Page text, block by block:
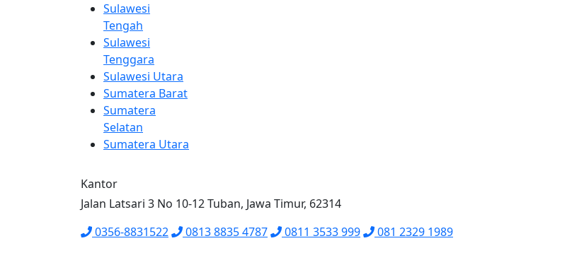
Sulawesi
Tengah
Sulawesi
Tenggara
Sulawesi Utara
Sumatera Barat
Sumatera
Selatan
Sumatera Utara
Kantor
Jalan Latsari 3 No 10-12 Tuban, Jawa Timur, 62314
0356-8831522
0813 8835 4787 0811 3533 999 081 2329 1989